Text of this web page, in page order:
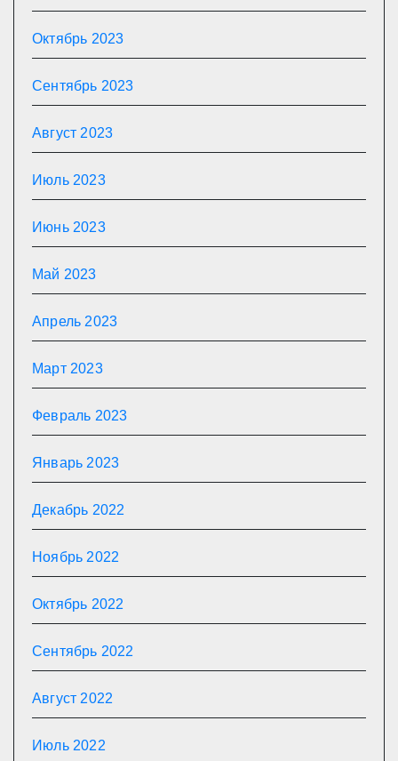
Октябрь 2023
Сентябрь 2023
Август 2023
Июль 2023
Июнь 2023
Май 2023
Апрель 2023
Март 2023
Февраль 2023
Январь 2023
Декабрь 2022
Ноябрь 2022
Октябрь 2022
Сентябрь 2022
Август 2022
Июль 2022